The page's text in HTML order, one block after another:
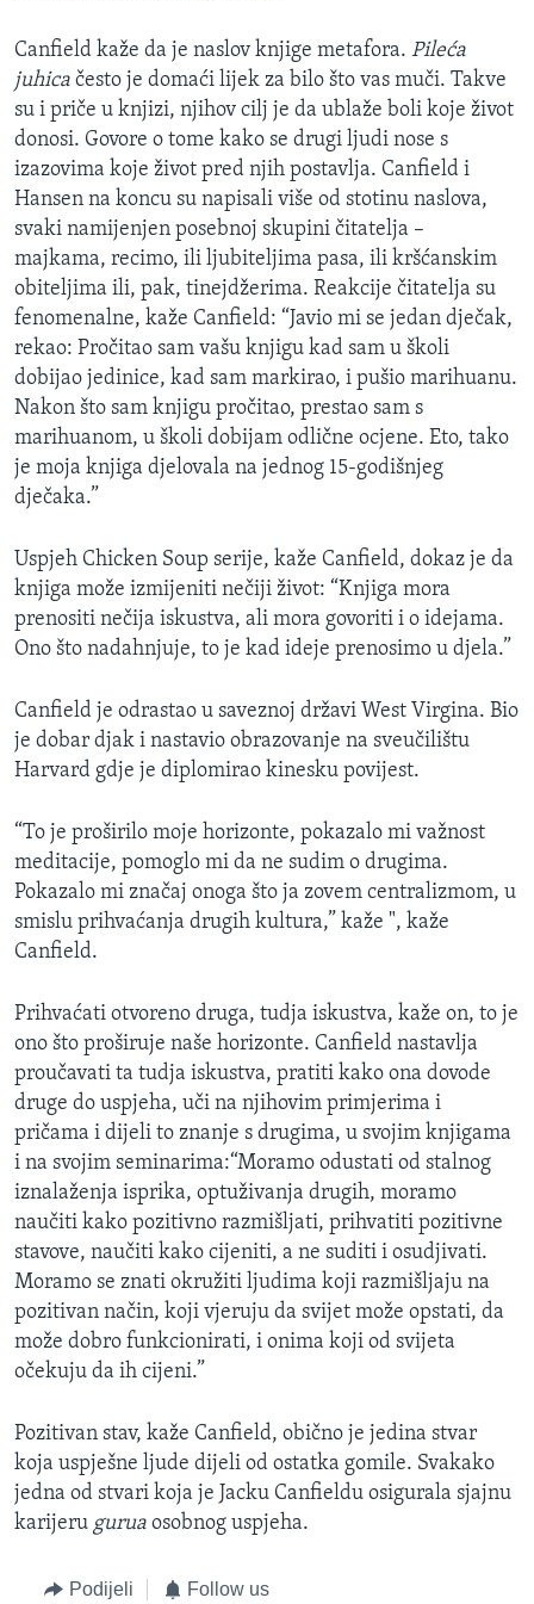
Canfield kaže da je naslov knjige metafora. Pileća
juhica često je domaći lijek za bilo što vas muči. Takve
su i priče u knjizi, njihov cilj je da ublaže boli koje život
donosi. Govore o tome kako se drugi ljudi nose s
izazovima koje život pred njih postavlja. Canfield i
Hansen na koncu su napisali više od stotinu naslova,
svaki namijenjen posebnoj skupini čitatelja –
majkama, recimo, ili ljubiteljima pasa, ili kršćanskim
obiteljima ili, pak, tinejdžerima. Reakcije čitatelja su
fenomenalne, kaže Canfield: “Javio mi se jedan dječak,
rekao: Pročitao sam vašu knjigu kad sam u školi
dobijao jedinice, kad sam markirao, i pušio marihuanu.
Nakon što sam knjigu pročitao, prestao sam s
marihuanom, u školi dobijam odlične ocjene. Eto, tako
je moja knjiga djelovala na jednog 15-godišnjeg
dječaka.”
Uspjeh Chicken Soup serije, kaže Canfield, dokaz je da
knjiga može izmijeniti nečiji život: “Knjiga mora
prenositi nečija iskustva, ali mora govoriti i o idejama.
Ono što nadahnjuje, to je kad ideje prenosimo u djela.”
Canfield je odrastao u saveznoj državi West Virgina. Bio
je dobar djak i nastavio obrazovanje na sveučilištu
Harvard gdje je diplomirao kinesku povijest.
“To je proširilo moje horizonte, pokazalo mi važnost
meditacije, pomoglo mi da ne sudim o drugima.
Pokazalo mi značaj onoga što ja zovem centralizmom, u
smislu prihvaćanja drugih kultura,” kaže ", kaže
Canfield.
Prihvaćati otvoreno druga, tudja iskustva, kaže on, to je
ono što proširuje naše horizonte. Canfield nastavlja
proučavati ta tudja iskustva, pratiti kako ona dovode
druge do uspjeha, uči na njihovim primjerima i
pričama i dijeli to znanje s drugima, u svojim knjigama
i na svojim seminarima:“Moramo odustati od stalnog
iznalaženja isprika, optuživanja drugih, moramo
naučiti kako pozitivno razmišljati, prihvatiti pozitivne
stavove, naučiti kako cijeniti, a ne suditi i osudjivati.
Moramo se znati okružiti ljudima koji razmišljaju na
pozitivan način, koji vjeruju da svijet može opstati, da
može dobro funkcionirati, i onima koji od svijeta
očekuju da ih cijeni.”
Pozitivan stav, kaže Canfield, obično je jedina stvar
koja uspješne ljude dijeli od ostatka gomile. Svakako
jedna od stvari koja je Jacku Canfieldu osigurala sjajnu
karijeru gurua osobnog uspjeha.
Podijeli Follow us